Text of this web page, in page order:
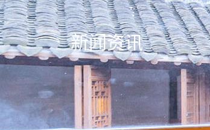
新闻资讯